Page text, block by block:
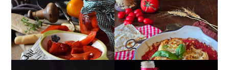
PEPERONI ALLA
PIEMONTESE
GIRANDOLE DI
RICOTTA